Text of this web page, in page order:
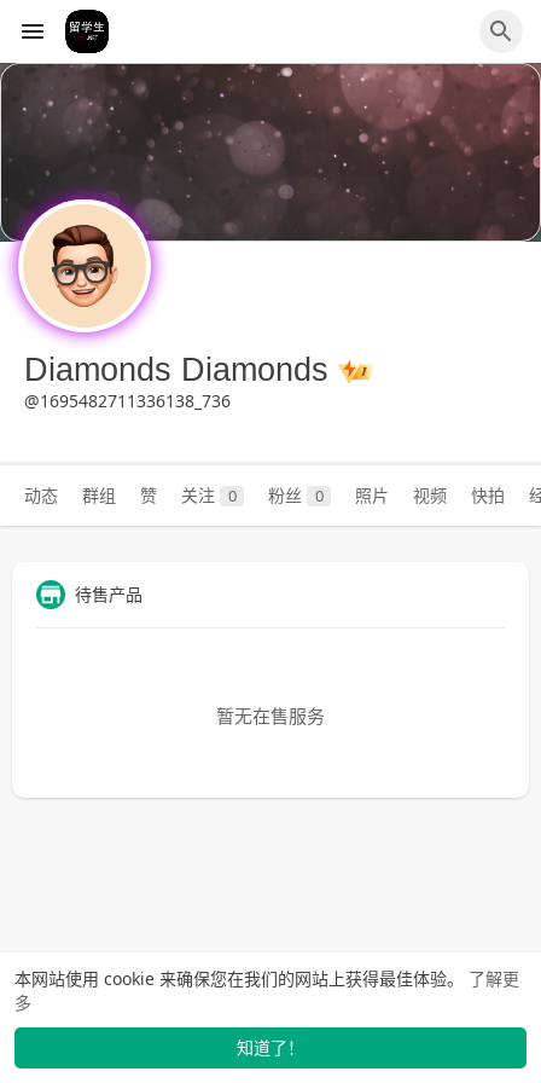
本网站使用 cookie 来确保您在我们的网站上获得最佳体验。 了解更
多
知道了！
Diamonds Diamonds
@1695482711336138_736
动态 群组 赞 关注 0 粉丝 0 照片 视频 快拍
待售产品
暂无在售服务
发布